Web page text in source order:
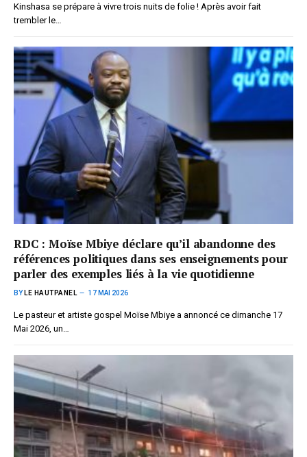
Kinshasa se prépare à vivre trois nuits de folie ! Après avoir fait
trembler le…
RDC : Moïse Mbiye déclare qu’il abandonne des
références politiques dans ses enseignements pour
parler des exemples liés à la vie quotidienne
BY LE HAUTPANEL 17 MAI 2026
Le pasteur et artiste gospel Moïse Mbiye a annoncé ce dimanche 17
Mai 2026, un…